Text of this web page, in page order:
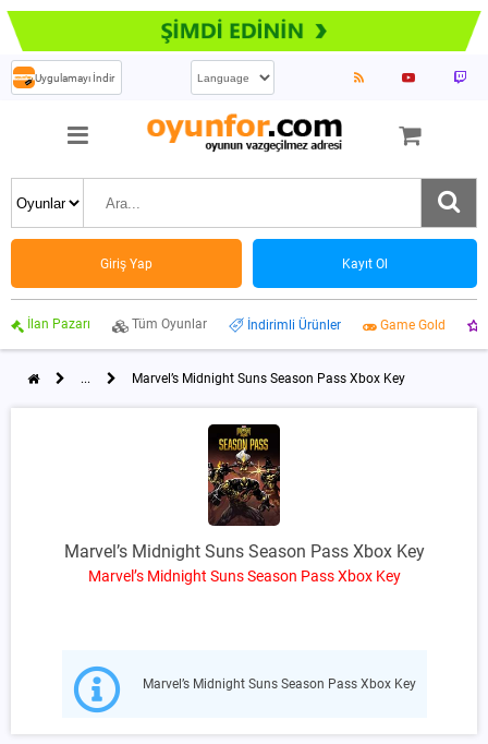
Uygulamayı İndir
Giriş Yap Kayıt Ol
İlan Pazarı Tüm Oyunlar İndirimli Ürünler Game Gold
... Marvel’s Midnight Suns Season Pass Xbox Key
Marvel’s Midnight Suns Season Pass Xbox Key
Marvel’s Midnight Suns Season Pass Xbox Key
Marvel’s Midnight Suns Season Pass Xbox Key